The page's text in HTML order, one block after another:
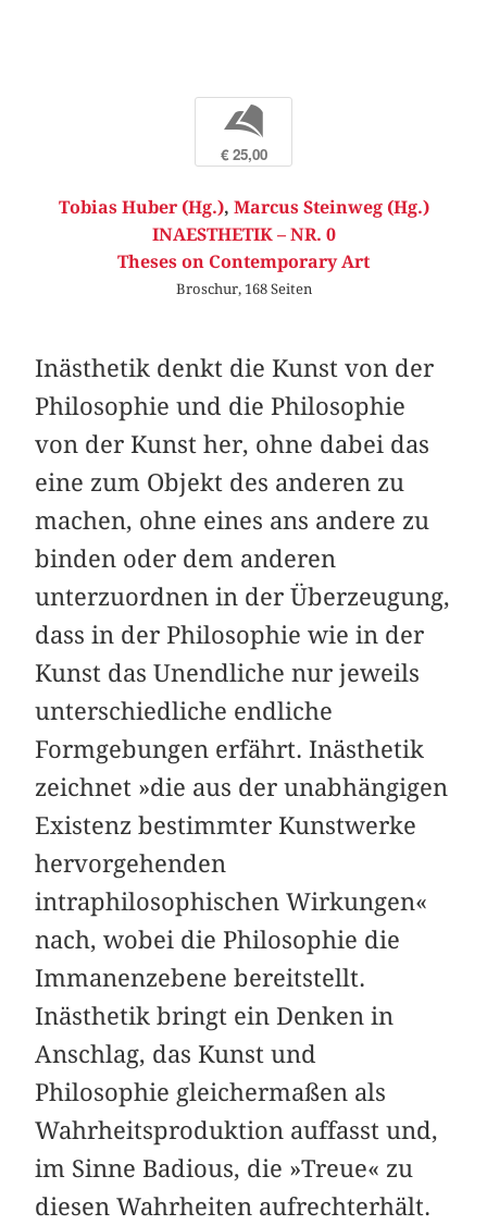
b
€ 25,00
Tobias Huber (Hg.), Marcus Steinweg (Hg.)
INAESTHETIK – NR. 0
Theses on Contemporary Art
Broschur, 168 Seiten
Inästhetik denkt die Kunst von der
Philosophie und die Philosophie
von der Kunst her, ohne dabei das
eine zum Objekt des anderen zu
machen, ohne eines ans andere zu
binden oder dem anderen
unterzuordnen in der Überzeugung,
dass in der Philosophie wie in der
Kunst das Unendliche nur jeweils
unterschiedliche endliche
Formgebungen erfährt. Inästhetik
zeichnet »die aus der unabhängigen
Existenz bestimmter Kunstwerke
hervorgehenden
intraphilosophischen Wirkungen«
nach, wobei die Philosophie die
Immanenzebene bereitstellt.
Inästhetik bringt ein Denken in
Anschlag, das Kunst und
Philosophie gleichermaßen als
Wahrheitsproduktion auffasst und,
im Sinne Badious, die »Treue« zu
diesen Wahrheiten aufrechterhält.